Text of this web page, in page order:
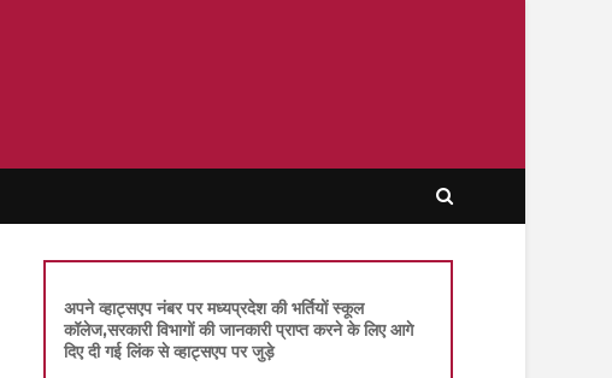
अपने व्हाट्सएप नंबर पर मध्यप्रदेश की भर्तियों स्कूल
कॉलेज,सरकारी विभागों की जानकारी प्राप्त करने के लिए आगे
दिए दी गई लिंक से व्हाट्सएप पर जुड़े